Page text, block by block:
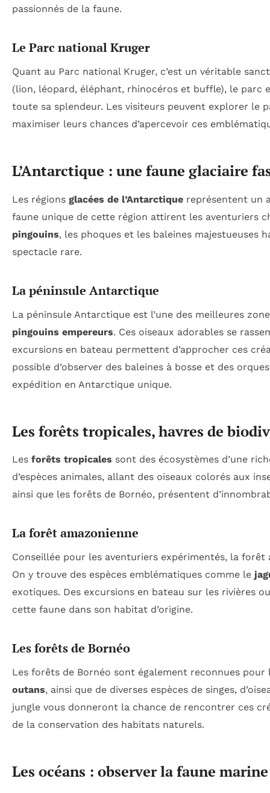
passionnés de la faune.
Le Parc national Kruger
Quant au Parc national Kruger, c’est un véritable
(lion, léopard, éléphant, rhinocéros et buffle), le parc
toute sa splendeur. Les visiteurs peuvent explorer le
maximiser leurs chances d’apercevoir ces
L’Antarctique : une faune glaciaire
Les régions glacées de l’Antarctique représentent un
faune unique de cette région attirent les aventuriers
pingouins, les phoques et les baleines
spectacle rare.
La péninsule Antarctique
La péninsule Antarctique est l’une des meilleures
pingouins empereurs. Ces oiseaux adorables se
excursions en bateau permettent d’approcher ces
possible d’observer des baleines à bosse et des
expédition en Antarctique unique.
Les forêts tropicales, havres de
Les forêts tropicales sont des écosystèmes d’une
d’espèces animales, allant des oiseaux colorés aux
ainsi que les forêts de Bornéo, présentent
La forêt amazonienne
Conseillée pour les aventuriers expérimentés, la
On y trouve des espèces emblématiques comme le
exotiques. Des excursions en bateau sur les rivières
cette faune dans son habitat d’origine.
Les forêts de Bornéo
Les forêts de Bornéo sont également reconnues
outans, ainsi que de diverses espèces de singes,
jungle vous donneront la chance de rencontrer ces
de la conservation des habitats naturels.
Les océans : observer la faune marine